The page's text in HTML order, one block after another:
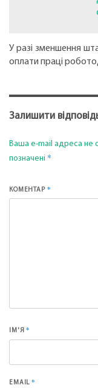
У разі зменшення
оплати праці
Залишити
Ваша e-mail адреса не
позначені *
КОМЕНТАР *
ІМ'Я*
EMAIL*